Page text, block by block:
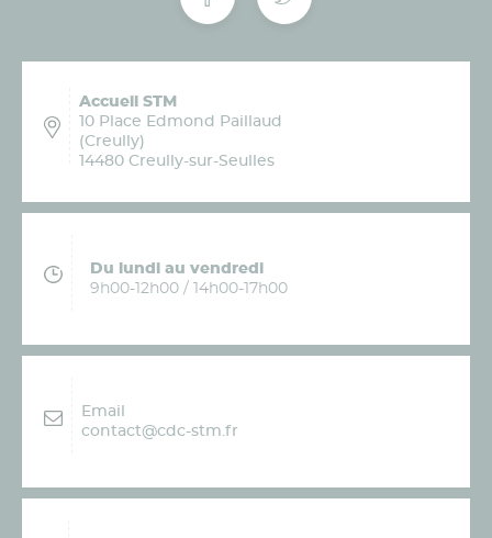
Accueil STM
10 Place Edmond Paillaud
(Creully)
14480 Creully-sur-Seulles
Du lundi au vendredi
9h00-12h00 / 14h00-17h00
Email
contact@cdc-stm.fr